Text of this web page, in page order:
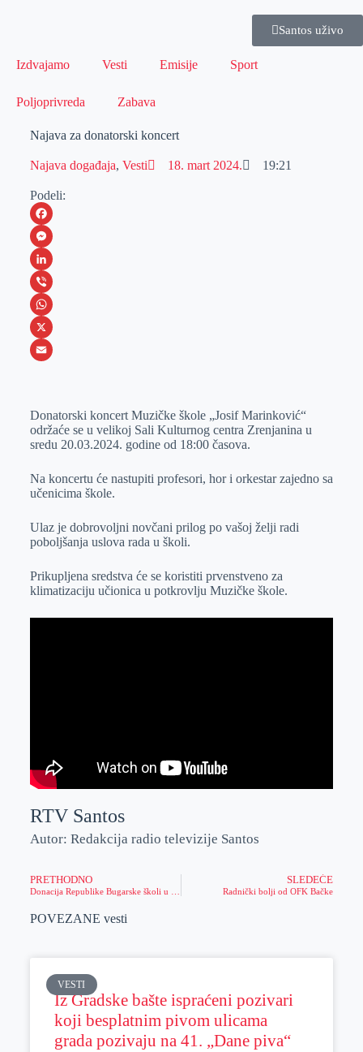
Santos uživo
Izdvajamo Vesti Emisije Sport
Poljoprivreda Zabava
Najava za donatorski koncert
Najava događaja, Vesti 18. mart 2024. 19:21
Podeli:
F
a
c
e
b
o
M
e
s
s
e
e
r
L
i
n
k
I
n
V
i
b
W
h
s
A
p
X
a
i
Donatorski koncert Muzičke škole „Josif Marinković“
održaće se u velikoj Sali Kulturnog centra Zrenjanina u
sredu 20.03.2024. godine od 18:00 časova.
Na koncertu će nastupiti profesori, hor i orkestar zajedno sa
učenicima škole.
Ulaz je dobrovoljni novčani prilog po vašoj želji radi
poboljšanja uslova rada u školi.
Prikupljena sredstva će se koristiti prvenstveno za
klimatizaciju učionica u potkrovlju Muzičke škole.
RTV Santos
Autor: Redakcija radio televizije Santos
PRETHODNO SLEDEĆE
Radnički bolji od OFK Bačke
POVEZANE vesti
VESTI
Iz Gradske bašte ispraćeni pozivari
koji besplatnim pivom ulicama
grada pozivaju na 41. „Dane piva“